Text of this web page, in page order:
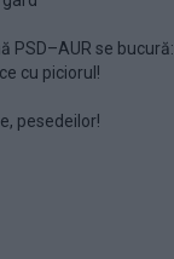
PSD–AUR se bucură:
cu piciorul!
pesedeilor!